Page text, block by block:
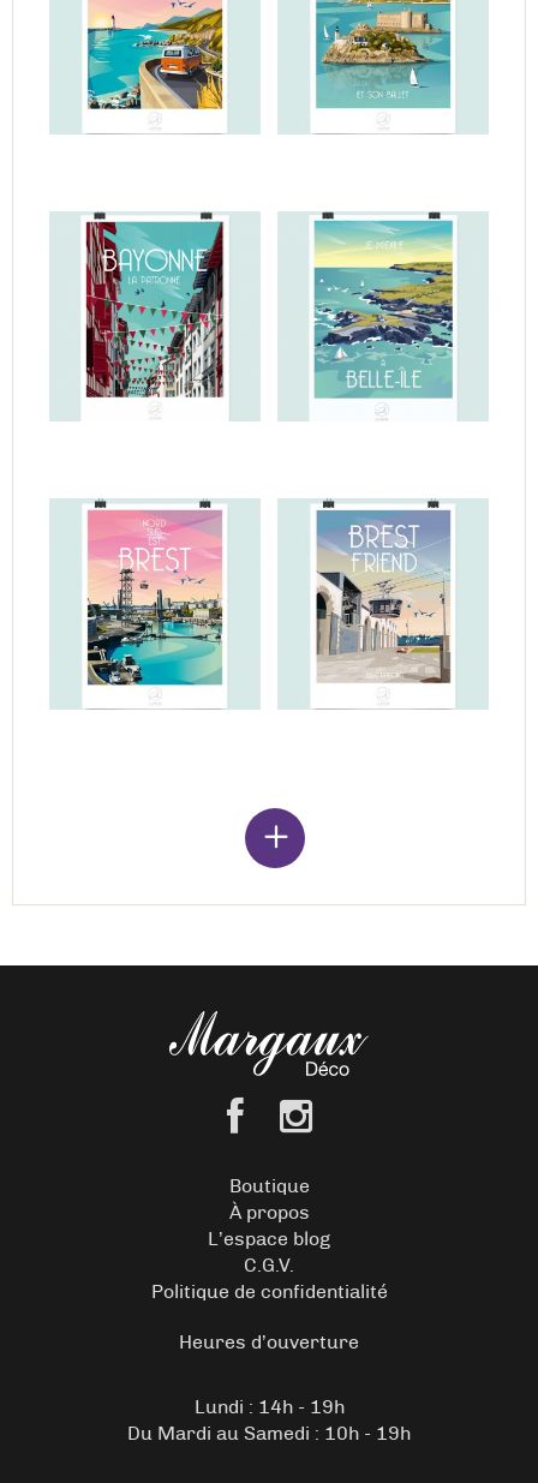
Boutique
À propos
L’espace blog
C.G.V.
Politique de confidentialité
Heures d’ouverture
Lundi : 14h - 19h
Du Mardi au Samedi : 10h - 19h